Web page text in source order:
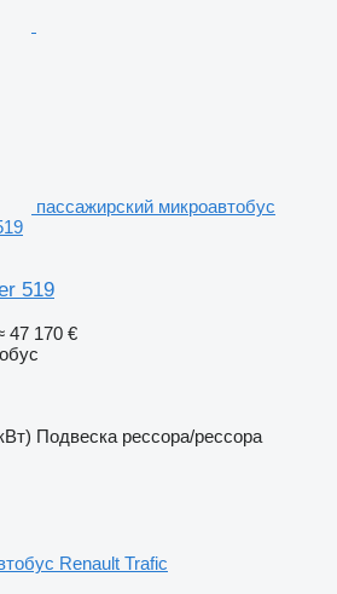
пассажирский микроавтобус
519
47 170 €
Подвеска рессора/рессора